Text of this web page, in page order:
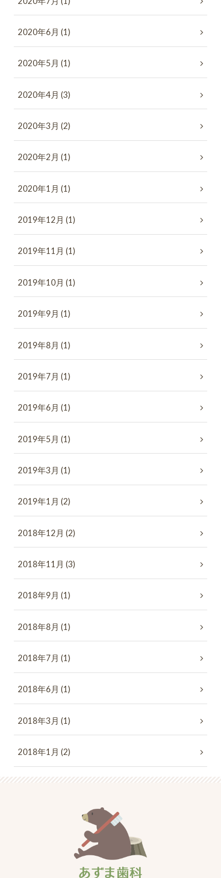
2020年6月 (1)
2020年5月 (1)
2020年4月 (3)
2020年3月 (2)
2020年2月 (1)
2020年1月 (1)
2019年12月 (1)
2019年11月 (1)
2019年10月 (1)
2019年9月 (1)
2019年8月 (1)
2019年7月 (1)
2019年6月 (1)
2019年5月 (1)
2019年3月 (1)
2019年1月 (2)
2018年12月 (2)
2018年11月 (3)
2018年9月 (1)
2018年8月 (1)
2018年7月 (1)
2018年6月 (1)
2018年3月 (1)
2018年1月 (2)